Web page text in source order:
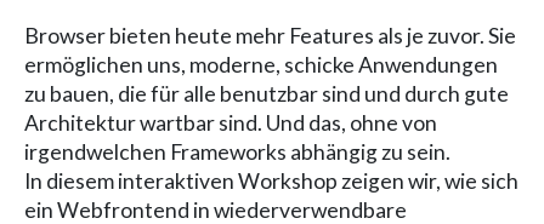
Browser bieten heute mehr Features als je zuvor. Sie
ermöglichen uns, moderne, schicke Anwendungen
zu bauen, die für alle benutzbar sind und durch gute
Architektur wartbar sind. Und das, ohne von
irgendwelchen Frameworks abhängig zu sein.
In diesem interaktiven Workshop zeigen wir, wie sich
ein Webfrontend in wiederverwendbare